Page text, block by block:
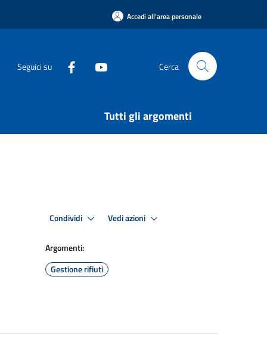
Accedi all'area personale
Seguici su Cerca
Tutti gli argomenti
Condividi Vedi azioni
Argomenti:
Gestione rifiuti